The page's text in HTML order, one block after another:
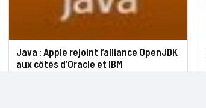
Java : Apple rejoint l’alliance OpenJDK
aux côtés d’Oracle et IBM